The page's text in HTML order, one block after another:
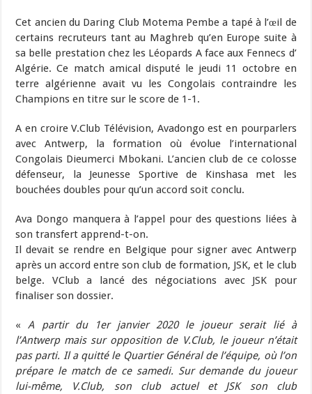
Cet ancien du Daring Club Motema Pembe a tapé à l’œil de
certains recruteurs tant au Maghreb qu’en Europe suite à
sa belle prestation chez les Léopards A face aux Fennecs d’
Algérie. Ce match amical disputé le jeudi 11 octobre en
terre algérienne avait vu les Congolais contraindre les
Champions en titre sur le score de 1-1.
A en croire V.Club Télévision, Avadongo est en pourparlers
avec Antwerp, la formation où évolue l’international
Congolais Dieumerci Mbokani. L’ancien club de ce colosse
défenseur, la Jeunesse Sportive de Kinshasa met les
bouchées doubles pour qu’un accord soit conclu.
Ava Dongo manquera à l’appel pour des questions liées à
son transfert apprend-t-on.
Il devait se rendre en Belgique pour signer avec Antwerp
après un accord entre son club de formation, JSK, et le club
belge. VClub a lancé des négociations avec JSK pour
finaliser son dossier.
«A partir du 1er janvier 2020 le joueur serait lié à
l’Antwerp mais sur opposition de V.Club, le joueur n’était
pas parti. Il a quitté le Quartier Général de l’équipe, où l’on
prépare le match de ce samedi. Sur demande du joueur
lui-même, V.Club, son club actuel et JSK son club